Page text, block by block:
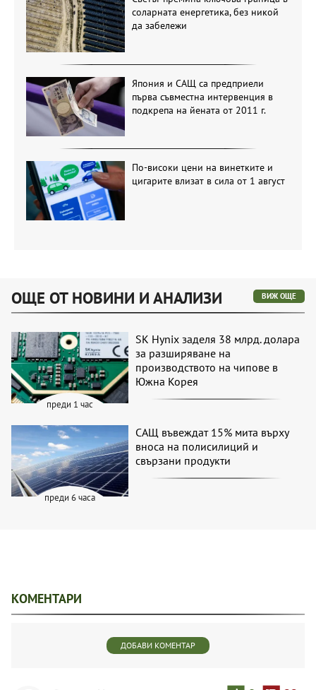
соларната енергетика, без никой
да забележи
Япония и САЩ са предприели
първа съвместна интервенция в
подкрепа на йената от 2011 г.
По-високи цени на винетките и
цигарите влизат в сила от 1 август
ОЩЕ ОТ НОВИНИ И АНАЛИЗИ ВИЖ ОЩЕ
преди 1 час
SK Hynix заделя 38 млрд. долара
за разширяване на
производството на чипове в
Южна Корея
преди 6 часа
САЩ въвеждат 15% мита върху
вноса на полисилиций и
свързани продукти
КОМЕНТАРИ
ДОБАВИ КОМЕНТАР